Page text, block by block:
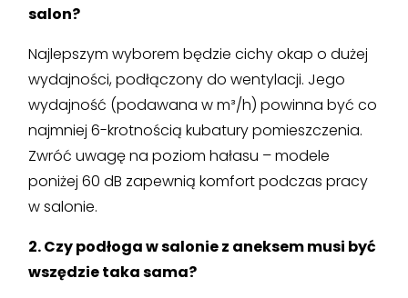
salon?
Najlepszym wyborem będzie cichy okap o dużej
wydajności, podłączony do wentylacji. Jego
wydajność (podawana w m³/h) powinna być co
najmniej 6-krotnością kubatury pomieszczenia.
Zwróć uwagę na poziom hałasu – modele
poniżej 60 dB zapewnią komfort podczas pracy
w salonie.
2. Czy podłoga w salonie z aneksem musi być
wszędzie taka sama?